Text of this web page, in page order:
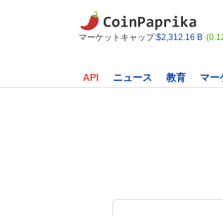
マーケットキャップ:$2,312.16 B
API ニュース 教育 マー